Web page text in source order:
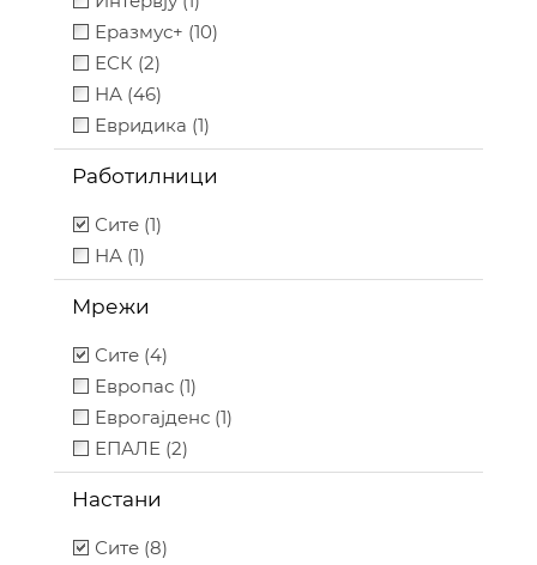
Еразмус+ (10)
ЕСК (2)
НА (46)
Евридика (1)
Работилници
Сите (1)
НА (1)
Мрежи
Сите (4)
Европас (1)
Еврогајденс (1)
ЕПАЛЕ (2)
Настани
Сите (8)